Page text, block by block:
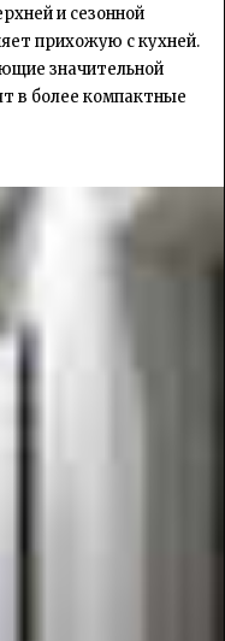
и сезонной
прихожую с кухней.
значительной
в более компактные